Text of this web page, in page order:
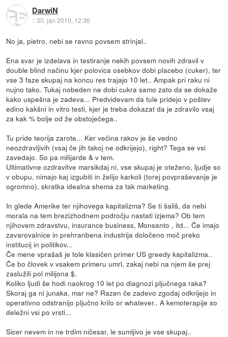
DarwiN
::30. jan 2010, 12:36
No ja, pietro, nebi se ravno povsem strinjal..
Ena svar je izdelava in testiranje nekih povsem novih zdravil v
double blind načinu kjer polovica osebkov dobi placebo (cuker), ter
vse 3 faze skupaj na koncu res trajajo 10 let.. Ampak pri raku ni
nujno tako. Tukaj nobeden ne dobi cukra samo zato da se dokaže
kako uspešna je zadeva... Predvidevam da tule pridejo v poštev
edino kakšni in vitro testi, kjer je treba dokazat da je zdravilo vsaj
za kak % bolje od že obstoječega..
Tu pride teorija zarote... Ker večina rakov je še vedno
neozdravljivih (vsaj če jih takoj ne odkrijejo), right? Tega se vsi
zavedajo. So pa milijarde & v tem.
Ultimativne ozdravitve marsikdaj ni, vse skupaj je oteženo, ljudje so
v obupu, nimajo kaj izgubiti in želijo karkoli (torej povpraševanje je
ogromno), skratka idealna shema za tak marketing.
In glede Amerike ter njihovega kapitalizma? Se ti šališ, da nebi
morala na tem brezizhodnem področju nastati izjema? Ob tem
njihovem zdravstvu, insurance business, Monsanto , itd... Če imajo
zavarovalnice in prehranbena industrija določeno moč preko
institucij in politikov...
Če mene vprašaš je tole klasičen primer US greedy kapitalizma..
Če bo človek v vsakem primeru umrl, zakaj nebi na njem še prej
zaslužili pol milijona $.
Koliko ljudi še hodi naokrog 10 let po diagnozi pljučnega raka?
Skoraj ga ni junaka, mar ne? Razen če zadevo zgodaj odkrijejo in
operativno odstranijo pljučno krilo or whatever.. A kemoterapije so
deležni vsi po vrsti...
Sicer nevem in ne trdim ničesar, le sumljivo je vse skupaj..